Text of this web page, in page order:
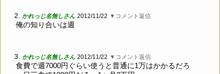
2. かれっじ名無しさん 2012/11/22 ▼コメント返信
俺の知り合いは週
3. かれっじ名無しさん 2012/11/22 ▼コメント返信
食費で週7000円ぐらい使うと普通に1万はかかるだろ